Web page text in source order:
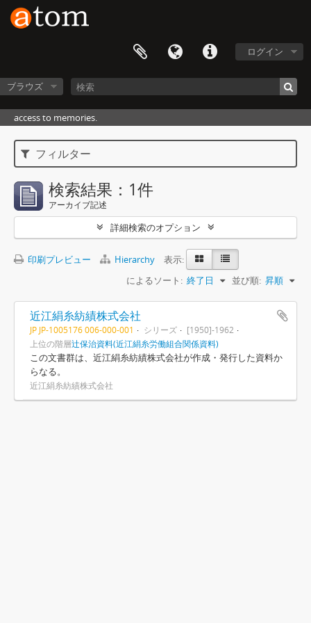
ログイン
ブラウズ
access to memories.
フィルター
検索結果：1件
アーカイブ記述
詳細検索のオプション
印刷プレビュー Hierarchy
表示:
によるソート: 終了日 並び順: 昇順
近江絹糸紡績株式会社
JP JP-1005176 006-000-001 シリーズ
[1950]-1962
上位の階層辻保治資料(近江絹糸労働組合関係資料)
この文書群は、近江絹糸紡績株式会社が作成・発行した資料か
らなる。
近江絹糸紡績株式会社